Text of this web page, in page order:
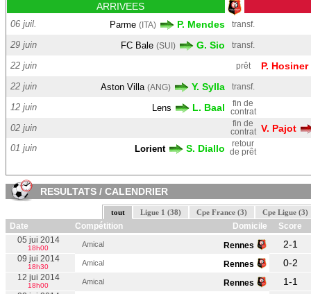
ARRIVEES
06 juil. Parme (ITA) P. Mendes transf.
29 juin FC Bale (SUI) G. Sio transf.
22 juin prêt P. Hosiner
22 juin Aston Villa (ANG) Y. Sylla transf.
12 juin Lens L. Baal
fin de
contrat
02 juin
fin de
contrat V. Pajot
01 juin Lorient S. Diallo
retour
de prêt
RESULTATS / CALENDRIER
tout Ligue 1 (38) Cpe France (3) Cpe Ligue (3)
Date Compétition Domicile
Score
05 jui 2014
18h00 Amical Rennes 2-1
09 jui 2014
18h30 Amical Rennes 0-2
12 jui 2014
18h00 Amical Rennes 1-1